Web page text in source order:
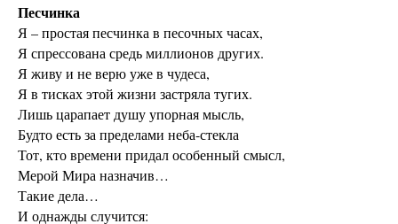
Песчинка
Я – простая песчинка в песочных часах,
Я спрессована средь миллионов других.
Я живу и не верю уже в чудеса,
Я в тисках этой жизни застряла тугих.
Лишь царапает душу упорная мысль,
Будто есть за пределами неба-стекла
Тот, кто времени придал особенный смысл,
Мерой Мира назначив…
Такие дела…
И однажды случится: